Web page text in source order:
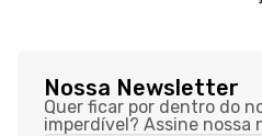
Nossa Newsletter
Quer ficar por dentro do
imperdível? Assine nossa